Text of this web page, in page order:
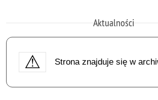
Aktualności
Strona znajduje się w